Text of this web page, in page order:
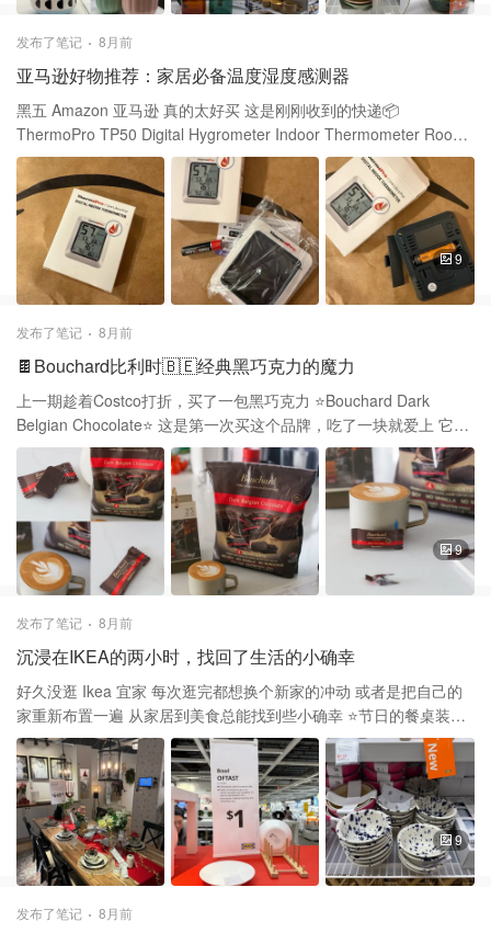
五得折扣还好诶 今天看到君君推动，又在网上下了一单 Next day可
以去店里自取 开心又能有理由逛一遍✌️
发布了笔记 8月前
亚马逊好物推荐：家居必备温度湿度感测器
黑五 Amazon 亚马逊 真的太好买 这是刚刚收到的快递📦
ThermoPro TP50 Digital Hygrometer Indoor Thermometer Room
Thermometer and Humidity Gauge with Temperature Humidity
Monitor 家里之前也用同款的非常好用 所以这次趁着黑五又买了一
个放在其他屋子里 这个是可以测量屋里的湿度和温度 特别是现在冬
天家里开着暖气 不知道室内空气会不会太干 温度要一直保持在一定
温度 所以有个检测器是实在太重要 这款mini Thermo是数字显示的
两种需要的数据📊都可以测出 湿度除了有百分数表示之外 旁边还有
表情显示comfort笑脸😊 如果是wet或者Dry就不会微笑 这个机器很
小巧，不会占用太大地方 自带stand支架，站立起来方便看 附送一
中必备 我买的普通款，还有一款是连接蓝牙 通过蓝牙应用程序控
制，如果无障碍物 可监控高达260英尺的温度和湿度变化 这款感测
器可以帮助深入了解环境条件 提前决定是否添加衣服或者调整加湿
或除湿计划 适合放在卧室，婴儿房，乐器室等监测温度
9
发布了笔记 8月前
🍫Bouchard比利时🇧🇪经典黑巧克力的魔力
上一期趁着Costco打折，买了一包黑巧克力 ⭐️Bouchard Dark
Belgian Chocolate⭐️ 这是第一次买这个品牌，吃了一块就爱上 它是
一个比利时老品牌巧克力 他们这个牌子坚持在比利时生产 以保持真
正比利时巧克力的品质和传统 与美式的甜味牛奶巧克力不同 这款主
打高可可含量，72%，口味有点偏苦 当你觉得苦的时候又微微能品
出一点点甜 这个巧克力🍫的设计一面有凹凸条纹设计 薄厚度也刚刚
好，巧克力融化的恰到好处 也增加了这款黑巧的质感和口感 它每一
块放了糖份约1.3克左右 卡路里也保持在很低的水平 它非常适合喜
欢浓厚，纯粹可可风味的人 想吃巧克力的又不会有太多负担 其次是
包装，一大包里面是单独的小块独立装 不像之前买的其他品牌黑巧
方便携带 也很适合当作节日礼物💝
9
发布了笔记 8月前
沉浸在IKEA的两小时，找回了生活的小确幸
好久没逛 Ikea 宜家 每次逛完都想换个新家的冲动 或者是把自己的
家重新布置一遍 从家居到美食总能找到些小确幸 ⭐️节日的餐桌装
扮，学习一下 草编餐垫和成套餐具增加仪式感 fafa摆在中间更能烘
托气氛 ⭐️OFTAST 法国🇫🇷制造的碗盘 6”深盘只要$1 比冰淇淋都便
宜 赶紧搬几个回家，这系列的都超好用 平底碗，大盘子，家里都有
刚好这个可以深盘可以盛有汤水的菜 放洗碗机里洗不会有划痕，微
波炉友好 用起来轻便，颜值还高 ⭐️网红泼墨碗终于见到了 实物真的
好看啊，米饭🍚碗 酸奶碗，汤碗都不错，还有配套的盘子 ⭐️继续参
观学习餐桌摆设 这次去在餐桌区看到好多款餐边桌 ⭐️节日倒数巧克
力日历打折 原价$14折扣后$7 里面有12/1-12/24 内有5刀的GC和一
9
发布了笔记 8月前